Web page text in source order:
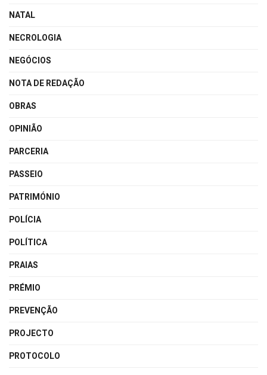
NATAL
NECROLOGIA
NEGÓCIOS
NOTA DE REDAÇÃO
OBRAS
OPINIÃO
PARCERIA
PASSEIO
PATRIMÓNIO
POLÍCIA
POLÍTICA
PRAIAS
PRÉMIO
PREVENÇÃO
PROJECTO
PROTOCOLO